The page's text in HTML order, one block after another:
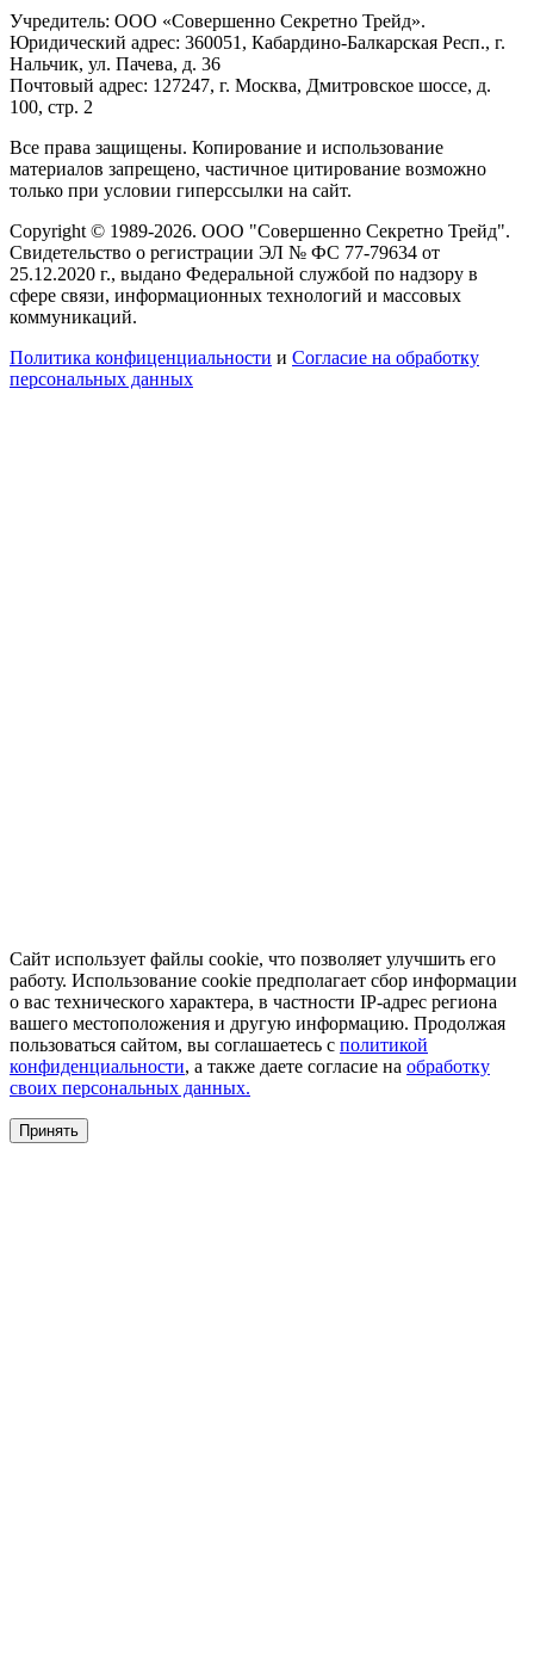
Учредитель: ООО «Совершенно Секретно Трейд».
Юридический адрес: 360051, Кабардино-Балкарская Респ., г.
Нальчик, ул. Пачева, д. 36
Почтовый адрес: 127247, г. Москва, Дмитровское шоссе, д.
100, стр. 2
Все права защищены. Копирование и использование
материалов запрещено, частичное цитирование возможно
только при условии гиперссылки на сайт.
Copyright © 1989-2026. ООО "Совершенно Секретно Трейд".
Свидетельство о регистрации ЭЛ № ФС 77-79634 от
25.12.2020 г., выдано Федеральной службой по надзору в
сфере связи, информационных технологий и массовых
коммуникаций.
Политика конфиценциальности и Согласие на обработку
персональных данных
Сайт использует файлы cookie, что позволяет улучшить его
работу. Использование cookie предполагает сбор информации
о вас технического характера, в частности IP-адрес региона
вашего местоположения и другую информацию. Продолжая
пользоваться сайтом, вы соглашаетесь с политикой
конфиденциальности, а также даете согласие на обработку
своих персональных данных.
Принять